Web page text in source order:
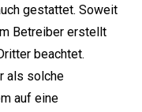
gestattet. Soweit
Betreiber erstellt
beachtet.
als solche
auf eine